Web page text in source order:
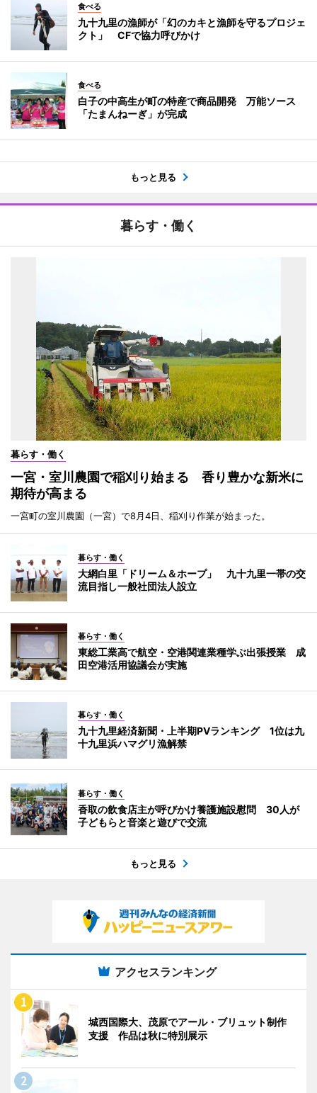
食べる
九十九里の漁師が「幻のカキと漁師を守るプロジェ
クト」 CFで協力呼びかけ
食べる
白子の中高生が町の特産で商品開発 万能ソース
「たまんねーぎ」が完成
もっと見る
暮らす・働く
暮らす・働く
一宮・室川農園で稲刈り始まる 香り豊かな新米に
期待が高まる
一宮町の室川農園（一宮）で8月4日、稲刈り作業が始まった。
暮らす・働く
大網白里「ドリーム＆ホープ」 九十九里一帯の交
流目指し一般社団法人設立
暮らす・働く
東総工業高で航空・空港関連業種学ぶ出張授業 成
田空港活用協議会が実施
暮らす・働く
九十九里経済新聞・上半期PVランキング 1位は九
十九里浜ハマグリ漁解禁
暮らす・働く
香取の飲食店主が呼びかけ養護施設慰問 30人が
子どもらと音楽と遊びで交流
もっと見る
アクセスランキング
城西国際大、茂原でアール・ブリュット制作
支援 作品は秋に特別展示